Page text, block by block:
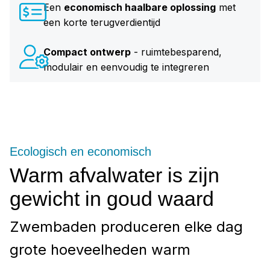
Een economisch haalbare oplossing met
een korte terugverdientijd
Compact ontwerp - ruimtebesparend,
modulair en eenvoudig te integreren
Warm afvalwater is zijn
gewicht in goud waard
Ecologisch en economisch
Zwembaden produceren elke dag
grote hoeveelheden warm